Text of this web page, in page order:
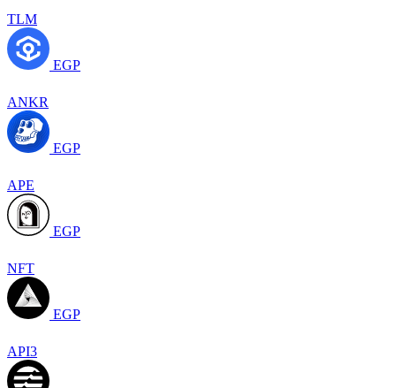
TLM
EGP
ANKR
EGP
APE
EGP
NFT
EGP
API3